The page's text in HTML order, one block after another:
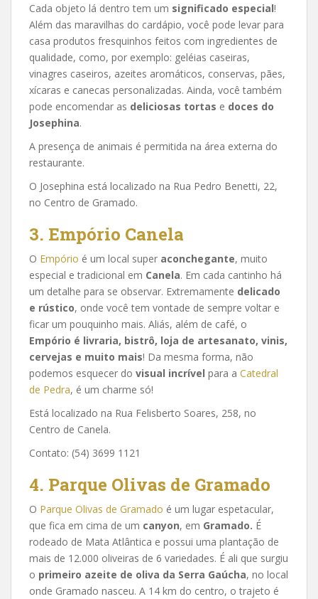
Cada objeto lá dentro tem um significado especial!
Além das maravilhas do cardápio, você pode levar para
casa produtos fresquinhos feitos com ingredientes de
qualidade, como, por exemplo: geléias caseiras,
vinagres caseiros, azeites aromáticos, conservas, pães,
xícaras e canecas personalizadas. Ainda, você também
pode encomendar as deliciosas tortas e doces do
Josephina.
A presença de animais é permitida na área externa do
restaurante.
O Josephina está localizado na Rua Pedro Benetti, 22,
no Centro de Gramado.
3. Empório Canela
O Empório é um local super aconchegante, muito
especial e tradicional em Canela. Em cada cantinho há
um detalhe para se observar. Extremamente delicado
e rústico, onde você tem vontade de sempre voltar e
ficar um pouquinho mais. Aliás, além de café, o
Empório é livraria, bistrô, loja de artesanato, vinis,
cervejas e muito mais! Da mesma forma, não
podemos esquecer do visual incrível para a Catedral
de Pedra, é um charme só!
Está localizado na Rua Felisberto Soares, 258, no
Centro de Canela.
Contato: (54) 3699 1121
4. Parque Olivas de Gramado
O Parque Olivas de Gramado é um lugar espetacular,
que fica em cima de um canyon, em Gramado. É
rodeado de Mata Atlântica e possui uma plantação de
mais de 12.000 oliveiras de 6 variedades. É ali que surgiu
o primeiro azeite de oliva da Serra Gaúcha, no local
onde Gramado nasceu. A 14 km do centro, o trajeto é